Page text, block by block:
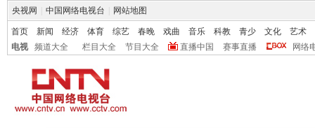
央视网 中国网络电视台 网站地图
首页 新闻 经济 体育 综艺 春晚 戏曲 音乐 科教 青少 文化
艺术
电视
频道大全 栏目大全 节目大全 直播中国 赛事直播 网络